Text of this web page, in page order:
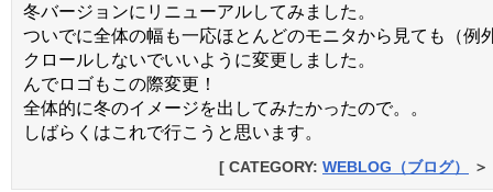
冬バージョンにリニューアルしてみました。
ついでに全体の幅も一応ほとんどのモニタから見ても（例
クロールしないでいいように変更しました。
んでロゴもこの際変更！
全体的に冬のイメージを出してみたかったので。。
しばらくはこれで行こうと思います。
[ CATEGORY: WEBLOG（ブログ） ＞